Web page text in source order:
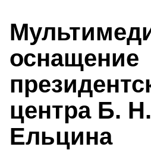
оснащение
центра Б. Н.
Ельцина